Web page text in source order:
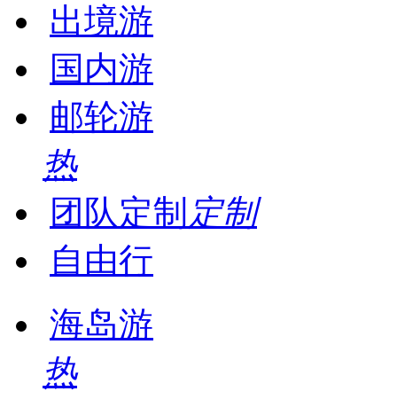
出境游
国内游
邮轮游
热
团队定制 定制
自由行
海岛游
热